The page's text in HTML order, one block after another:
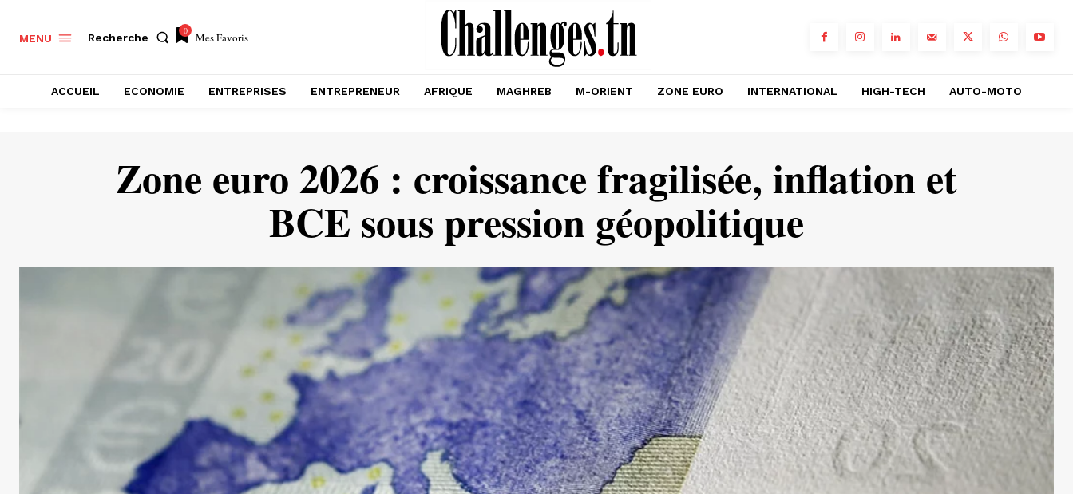
MENU Recherche
0 Mes Favoris
ACCUEIL ECONOMIE ENTREPRISES ENTREPRENEUR AFRIQUE MAGHREB M-ORIENT ZONE EURO INTERNATIONAL HIGH-TECH AUTO-MOTO
Zone euro 2026 : croissance fragilisée, inflation et
BCE sous pression géopolitique